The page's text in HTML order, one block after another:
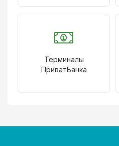
Терминалы
ПриватБанка